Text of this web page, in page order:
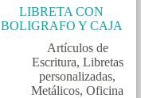
LIBRETA CON
BOLIGRAFO Y CAJA
Artículos de
Escritura, Libretas
personalizadas,
Metálicos, Oficina